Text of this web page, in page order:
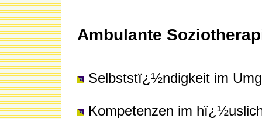
Ambulante
Selbststï¿½ndigkeit im
Kompetenzen im